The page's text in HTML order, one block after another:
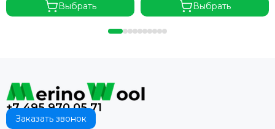
Выбрать Выбрать
+7 495 970 05 71
Заказать звонок